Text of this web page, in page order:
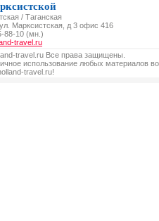
/ Таганская
Марксистская, д 3 офис 416
88-10 (мн.)
travel.ru
travel.ru Все права защищены.
использование любых материалов
travel.ru!